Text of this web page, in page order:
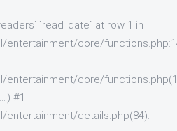
at row 1 in
entertainment/core/
entertainment/core/
#1
details.php(84):